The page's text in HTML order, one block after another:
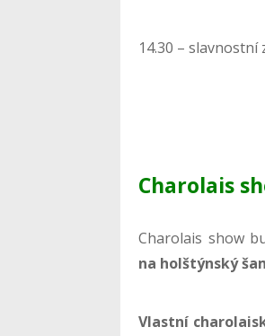
14.30 –
Charolais
Charolais show
na holštýnský
Vlastní